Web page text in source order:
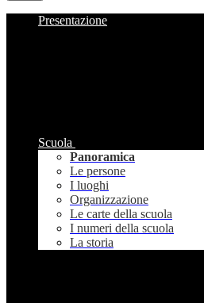
Presentazione
Scuola
Panoramica
Le persone
I luoghi
Organizzazione
Le carte della scuola
I numeri della scuola
La storia